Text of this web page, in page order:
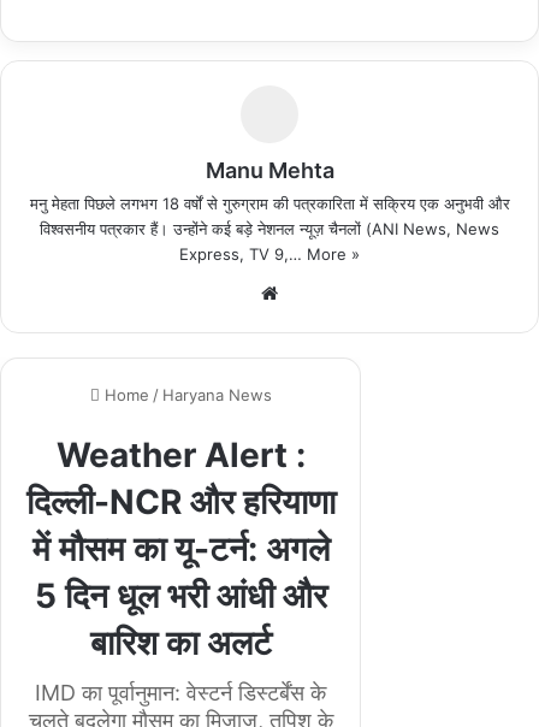
Manu Mehta
मनु मेहता पिछले लगभग 18 वर्षों से गुरुग्राम की पत्रकारिता में सक्रिय एक अनुभवी और
विश्वसनीय पत्रकार हैं। उन्होंने कई बड़े नेशनल न्यूज़ चैनलों (ANI News, News
Express, TV 9,… More »